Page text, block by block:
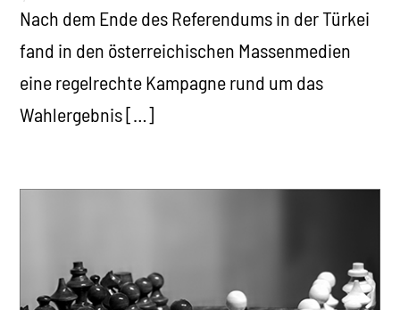
Nach dem Ende des Referendums in der Türkei
fand in den österreichischen Massenmedien
eine regelrechte Kampagne rund um das
Wahlergebnis […]